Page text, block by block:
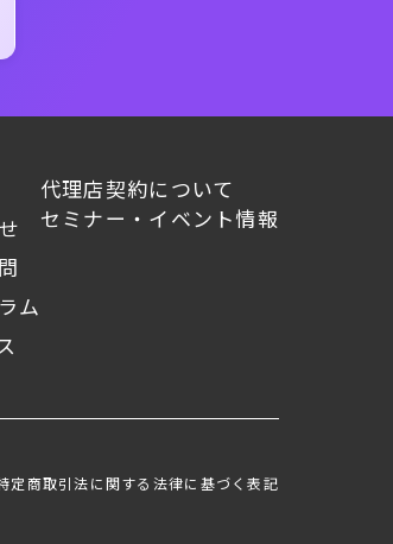
ム
代理店契約について
セミナー・イベント情報
定商取引法に関する法律に基づく表記